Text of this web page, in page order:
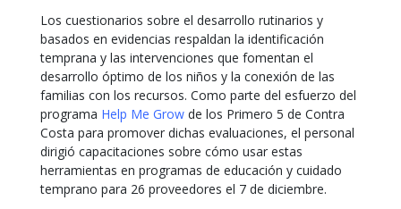
Los cuestionarios sobre el desarrollo rutinarios y
basados en evidencias respaldan la identificación
temprana y las intervenciones que fomentan el
desarrollo óptimo de los niños y la conexión de las
familias con los recursos. Como parte del esfuerzo del
programa Help Me Grow de los Primero 5 de Contra
Costa para promover dichas evaluaciones, el personal
dirigió capacitaciones sobre cómo usar estas
herramientas en programas de educación y cuidado
temprano para 26 proveedores el 7 de diciembre.